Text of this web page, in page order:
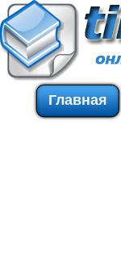
Главная